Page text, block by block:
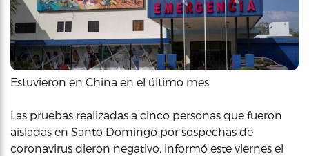
Estuvieron en China en el último mes
Las pruebas realizadas a cinco personas que fueron
aisladas en Santo Domingo por sospechas de
coronavirus dieron negativo, informó este viernes el